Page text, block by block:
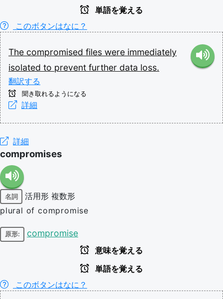
単語を覚える
このボタンはなに？
The compromised files were immediately
isolated to prevent further data loss.
翻訳する
聞き取れるようになる
詳細
詳細
compromises
名詞 活用形 複数形
plural of compromise
原形: compromise
意味を覚える
単語を覚える
このボタンはなに？